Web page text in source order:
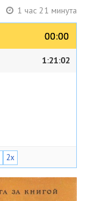
1 час 21 минута
00:00
00:00
1:21:02
2x